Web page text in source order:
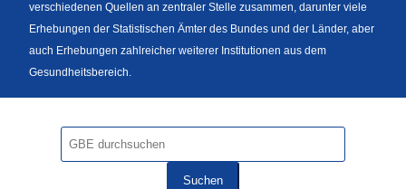
verschiedenen Quellen an zentraler Stelle zusammen, darunter viele
Erhebungen der Statistischen Ämter des Bundes und der Länder, aber
auch Erhebungen zahlreicher weiterer Institutionen aus dem
Gesundheitsbereich.
Suchen